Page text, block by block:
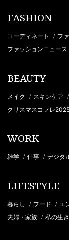
FASHION
コーディネート / フ
ファッションニュース
BEAUTY
メイク / スキンケア /
クリスマスコフレ2025
WORK
雑学 / 仕事 / デジタ
LIFESTYLE
暮らし / フード / エ
夫婦・家族 / 私の生